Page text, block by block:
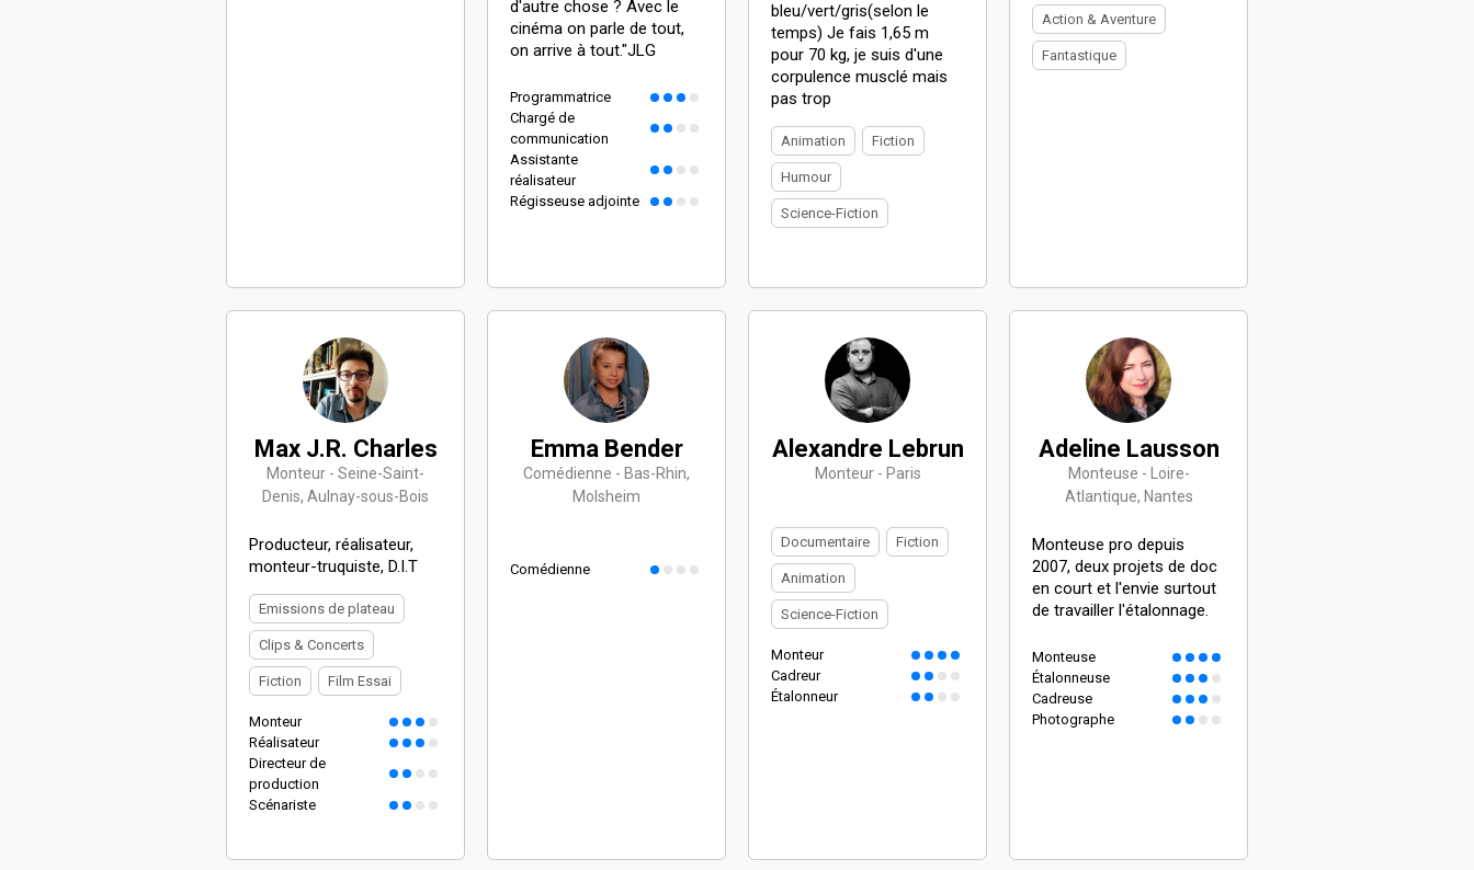
d'autre chose ? Avec le
cinéma on parle de tout,
on arrive à tout."JLG
Programmatrice
Chargé de
communication
Assistante
réalisateur
Régisseuse adjointe
bleu/vert/gris(selon le
temps) Je fais 1,65 m
pour 70 kg, je suis d'une
corpulence musclé mais
pas trop
Animation Fiction
Humour
Science-Fiction
Action & Aventure
Fantastique
Max J.R. Charles
Monteur - Seine-Saint-
Denis, Aulnay-sous-Bois
Producteur, réalisateur,
monteur-truquiste, D.I.T
Emissions de plateau
Clips & Concerts
Fiction Film Essai
Monteur
Réalisateur
Directeur de
production
Scénariste
Emma Bender
Comédienne - Bas-Rhin,
Molsheim
Comédienne
Alexandre Lebrun
Monteur - Paris
Documentaire Fiction
Animation
Science-Fiction
Monteur
Cadreur
Étalonneur
Adeline Lausson
Monteuse - Loire-
Atlantique, Nantes
Monteuse pro depuis
2007, deux projets de doc
en court et l'envie surtout
de travailler l'étalonnage.
Monteuse
Étalonneuse
Cadreuse
Photographe